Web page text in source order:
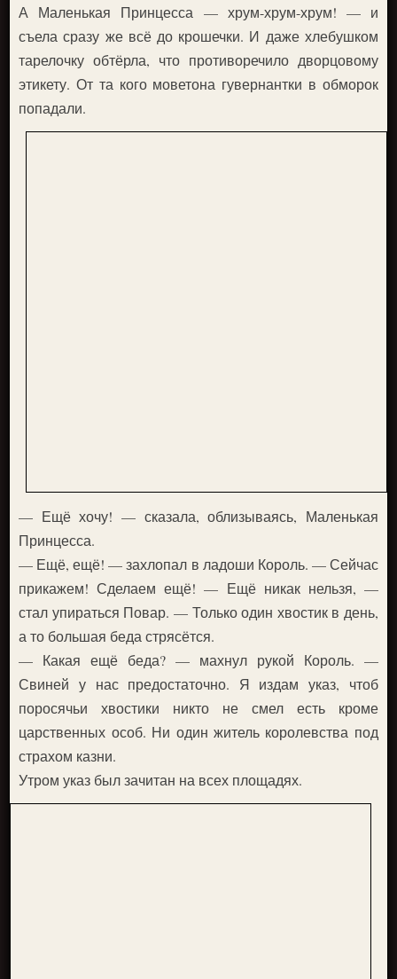
А Маленькая Принцесса — хрум-хрум-хрум! — и
съела сразу же всё до крошечки. И даже хлебушком
тарелочку обтёрла, что противоречило дворцовому
этикету. От та кого моветона гувернантки в обморок
попадали.
— Ещё хочу! — сказала, облизываясь, Маленькая
Принцесса.
— Ещё, ещё! — захлопал в ладоши Король. — Сейчас
прикажем! Сделаем ещё! — Ещё никак нельзя, —
стал упираться Повар. — Только один хвостик в день,
а то большая беда стрясётся.
— Какая ещё беда? — махнул рукой Король. —
Свиней у нас предостаточно. Я издам указ, чтоб
поросячьи хвостики никто не смел есть кроме
царственных особ. Ни один житель королевства под
страхом казни.
Утром указ был зачитан на всех площадях.